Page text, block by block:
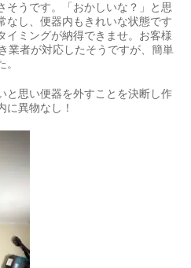
そうです。「おかしいな？」と思
なし、便器内もきれいな状態です
イミングが納得できませ。お客様
業者が対応したそうですが、簡単
と思い便器を外すことを決断し作
に異物なし！